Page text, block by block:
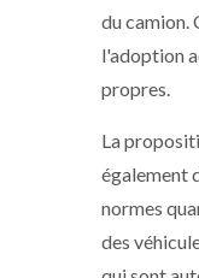
du camion.
l'adoption
propres.
La
également
normes
des